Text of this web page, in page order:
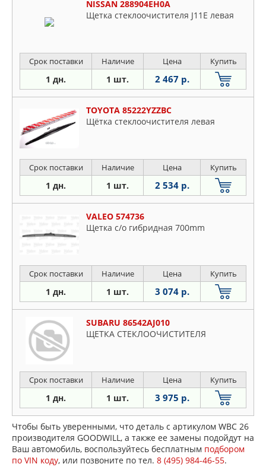
NISSAN 288904EH0A
Щетка стеклоочистителя J11E левая
Срок поставки Наличие Цена Купить
1 дн. 1 шт. 2 467 р.
TOYOTA 85222YZZBC
Щётка стеклоочистителя левая
Срок поставки Наличие Цена Купить
1 дн. 1 шт. 2 534 р.
VALEO 574736
Щетка с/о гибридная 700mm
Срок поставки Наличие Цена Купить
1 дн. 1 шт. 3 074 р.
SUBARU 86542AJ010
ЩЕТКА СТЕКЛООЧИСТИТЕЛЯ
Срок поставки Наличие Цена Купить
1 дн. 1 шт. 3 975 р.
Чтобы быть уверенными, что деталь с артикулом WBC 26
производителя GOODWILL, а также ее замены подойдут на
Ваш автомобиль, воспользуйтесь бесплатным подбором
по VIN коду, или позвоните по тел. 8 (495) 984-46-55.